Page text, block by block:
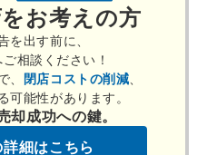
お考えの方
を出す前に、
相談ください！
、 閉店コストの削減
可能性があります。
却成功への鍵。
細はこちら